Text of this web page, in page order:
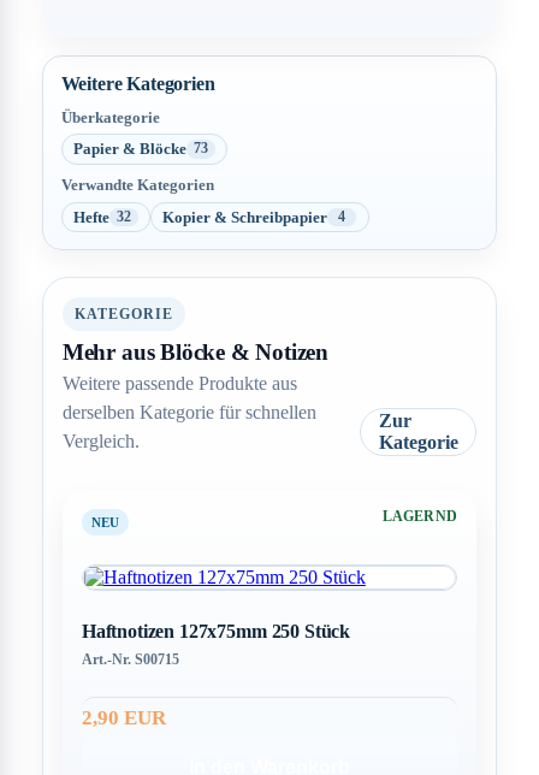
Weitere Kategorien
Überkategorie
Papier & Blöcke 73
Verwandte Kategorien
Hefte 32 Kopier & Schreibpapier 4
KATEGORIE
Mehr aus Blöcke & Notizen
Weitere passende Produkte aus
derselben Kategorie für schnellen
Vergleich.
Zur
Kategorie
NEU LAGERND
Haftnotizen 127x75mm 250 Stück
Art.-Nr. S00715
2,90 EUR